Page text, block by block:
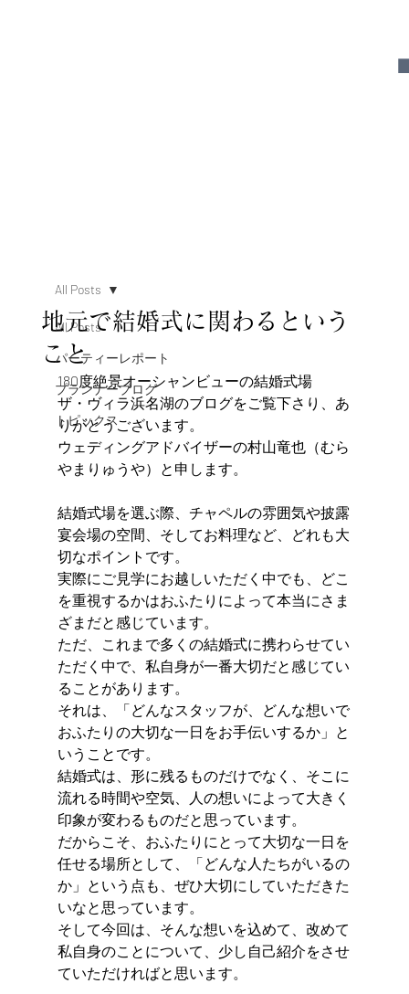
All Posts
パーティーレポート
プランナーブログ
トピックス
All Posts
地元で結婚式に関わるという
こと
180度絶景オーシャンビューの結婚式場
ザ・ヴィラ浜名湖のブログをご覧下さり、あ
りがとうございます。
ウェディングアドバイザーの村山竜也（むら
やまりゅうや）と申します。
結婚式場を選ぶ際、チャペルの雰囲気や披露
宴会場の空間、そしてお料理など、どれも大
切なポイントです。
実際にご見学にお越しいただく中でも、どこ
を重視するかはおふたりによって本当にさま
ざまだと感じています。
ただ、これまで多くの結婚式に携わらせてい
ただく中で、私自身が一番大切だと感じてい
ることがあります。
それは、「どんなスタッフが、どんな想いで
おふたりの大切な一日をお手伝いするか」と
いうことです。
結婚式は、形に残るものだけでなく、そこに
流れる時間や空気、人の想いによって大きく
印象が変わるものだと思っています。
だからこそ、おふたりにとって大切な一日を
任せる場所として、「どんな人たちがいるの
か」という点も、ぜひ大切にしていただきた
いなと思っています。
そして今回は、そんな想いを込めて、改めて
私自身のことについて、少し自己紹介をさせ
ていただければと思います。